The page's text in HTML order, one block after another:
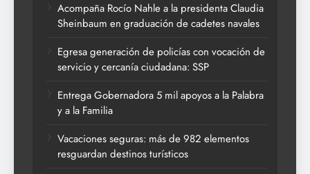
Acompaña Rocío Nahle a la presidenta Claudia
Sheinbaum en graduación de cadetes navales
Egresa generación de policías con vocación de
servicio y cercanía ciudadana: SSP
Entrega Gobernadora 5 mil apoyos a la Palabra
y a la Familia
Vacaciones seguras: más de 982 elementos
resguardan destinos turísticos